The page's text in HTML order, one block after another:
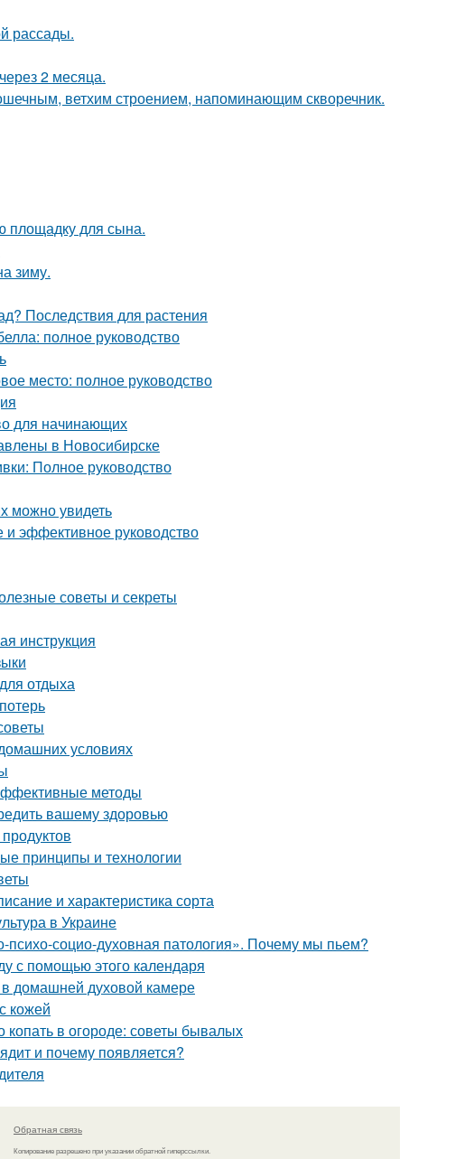
рассады.
2 месяца.
ветхим строением, напоминающим скворечник.
площадку для сына.
зиму.
Последствия для растения
полное руководство
место: полное руководство
для начинающих
в Новосибирске
Полное руководство
можно увидеть
эффективное руководство
советы и секреты
инструкция
отдыха
условиях
методы
вашему здоровью
принципы и технологии
и характеристика сорта
в Украине
социо-духовная патология». Почему мы пьем?
с помощью этого календаря
в домашней духовой камере
кожей
копать в огороде: советы бывалых
и почему появляется?
Обратная связь
Копирование разрешено при указании обратной гиперссылки.